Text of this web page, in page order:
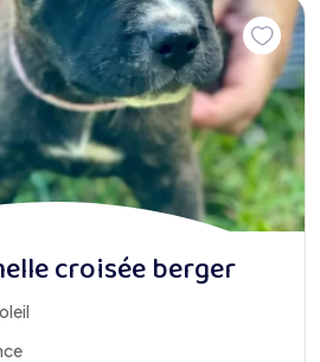
croisée berger